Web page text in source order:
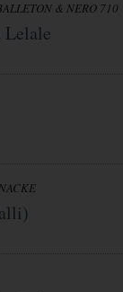
& NERO 710
Lelale